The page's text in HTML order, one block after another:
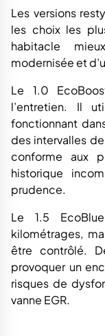
Les versions
les choix les
habitacle
modernisée et
Le 1.0
l’entretien. Il
fonctionnant
des intervalles
conforme aux
historique
prudence.
Le 1.5
kilométrages,
être contrôlé.
provoquer un
risques de
vanne EGR.